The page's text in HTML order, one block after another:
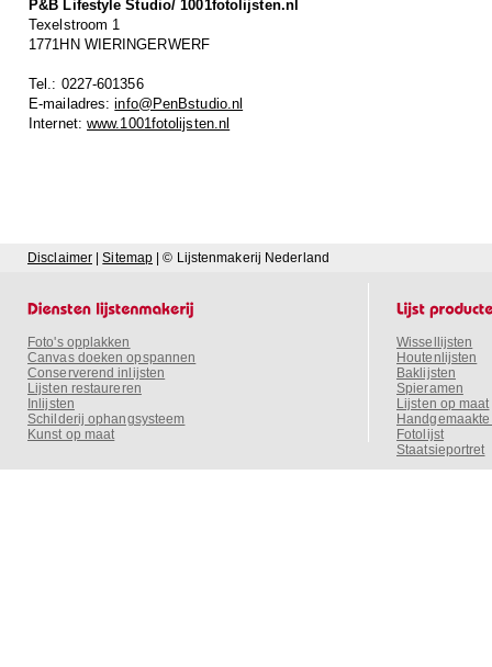
P&B Lifestyle Studio/ 1001fotolijsten.nl
Texelstroom 1
1771HN WIERINGERWERF
Tel.: 0227-601356
E-mailadres:info@PenBstudio.nl
Internet: www.1001fotolijsten.nl
Disclaimer |Sitemap | © Lijstenmakerij Nederland
Foto's opplakken
Canvas doeken opspannen
Conserverend inlijsten
Lijsten restaureren
Inlijsten
Schilderij ophangsysteem
Kunst op maat
Wissellijsten
Houtenlijsten
Baklijsten
Spieramen
Lijsten op maat
Fotolijst
Staatsieportret